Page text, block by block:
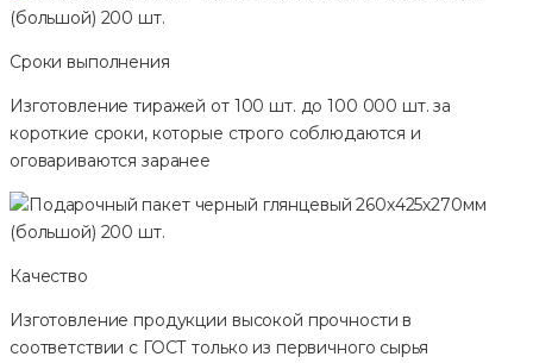
Сроки выполнения
Изготовление тиражей от 100 шт. до 100 000 шт. за
короткие сроки, которые строго соблюдаются и
оговариваются заранее
Качество
Изготовление продукции высокой прочности в
соответствии с ГОСТ только из первичного сырья